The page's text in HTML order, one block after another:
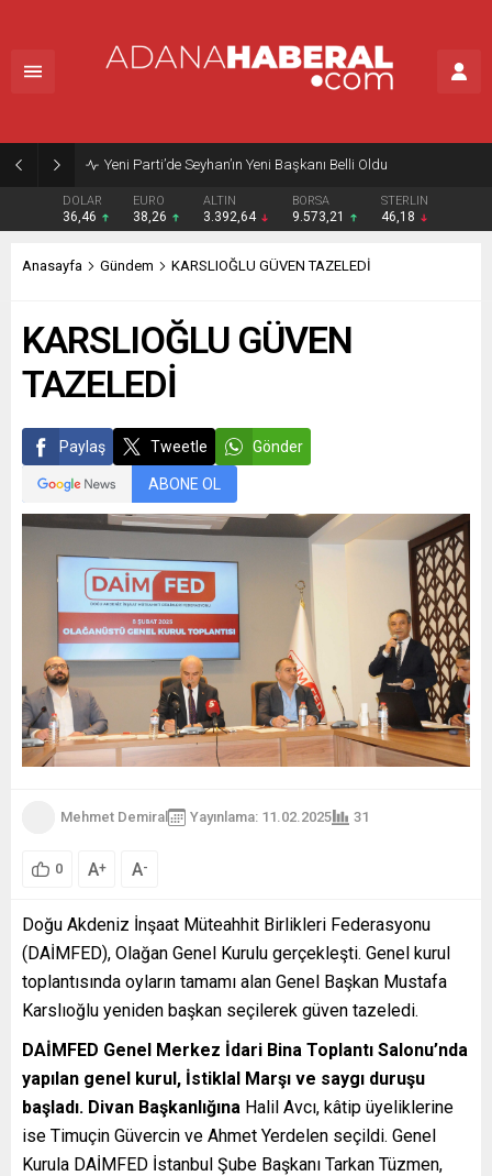
Yeni Parti’de Seyhan’ın Yeni Başkanı Belli Oldu
DOLAR
36,46
EURO
38,26
ALTIN
3.392,64
BORSA
9.573,21
STERLIN
46,18
Anasayfa Gündem KARSLIOĞLU GÜVEN TAZELEDİ
KARSLIOĞLU GÜVEN
TAZELEDİ
Paylaş Tweetle Gönder
ABONE OL
Mehmet Demiral Yayınlama: 11.02.2025 31
0 A+ A-
Doğu Akdeniz İnşaat Müteahhit Birlikleri Federasyonu
(DAİMFED), Olağan Genel Kurulu gerçekleşti. Genel kurul
toplantısında oyların tamamı alan Genel Başkan Mustafa
Karslıoğlu yeniden başkan seçilerek güven tazeledi.
DAİMFED Genel Merkez İdari Bina Toplantı Salonu’nda
yapılan genel kurul, İstiklal Marşı ve saygı duruşu
başladı. Divan Başkanlığına Halil Avcı, kâtip üyeliklerine
ise Timuçin Güvercin ve Ahmet Yerdelen seçildi. Genel
Kurula DAİMFED İstanbul Şube Başkanı Tarkan Tüzmen,